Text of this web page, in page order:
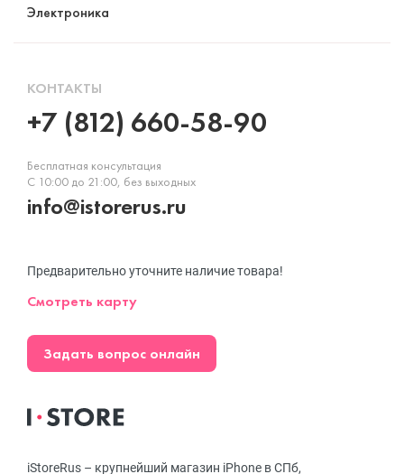
iStoreRus – крупнейший магазин iPhone в СПб,
Электроника
КОНТАКТЫ
+7 (812) 660-58-90
Бесплатная консультация
С 10:00 до 21:00, без выходных
info@istorerus.ru
Предварительно уточните наличие товара!
Смотреть карту
Задать вопрос онлайн